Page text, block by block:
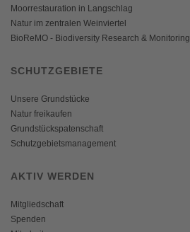
Moorrestauration in Langschlag
Natur im zentralen Weinviertel
BioReMO - Biodiversity Research & Monitoring
SCHUTZGEBIETE
Unsere Grundstücke
Natur freikaufen
Grundstückspatenschaft
Schutzgebietsmanagement
AKTIV WERDEN
Mitgliedschaft
Spenden